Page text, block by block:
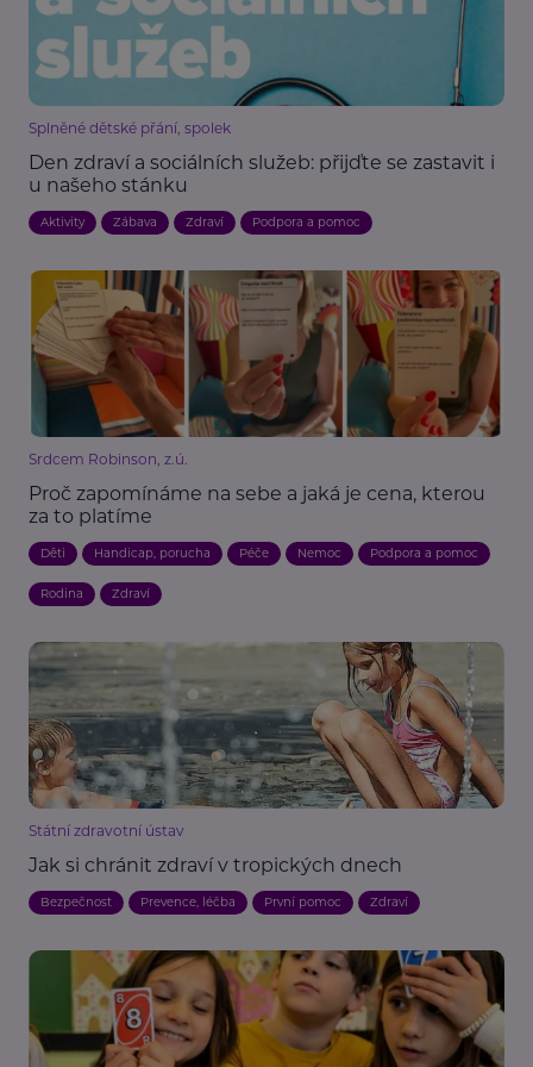
Splněné dětské přání, spolek
Den zdraví a sociálních služeb: přijďte se zastavit i
u našeho stánku
Aktivity Zábava Zdraví Podpora a pomoc
Srdcem Robinson, z.ú.
Proč zapomínáme na sebe a jaká je cena, kterou
za to platíme
Děti Handicap, porucha Péče Nemoc Podpora a pomoc
Rodina Zdraví
Státní zdravotní ústav
Jak si chránit zdraví v tropických dnech
Bezpečnost Prevence, léčba První pomoc Zdraví